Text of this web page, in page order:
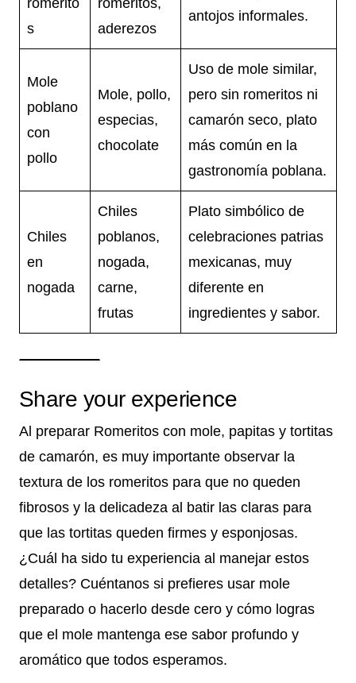
romerito
s
romeritos,
aderezos
antojos informales.
Mole
poblano
con
pollo
Mole, pollo,
especias,
chocolate
Uso de mole similar,
pero sin romeritos ni
camarón seco, plato
más común en la
gastronomía poblana.
Chiles
en
nogada
Chiles
poblanos,
nogada,
carne,
frutas
Plato simbólico de
celebraciones patrias
mexicanas, muy
diferente en
ingredientes y sabor.
Share your experience
Al preparar Romeritos con mole, papitas y tortitas
de camarón, es muy importante observar la
textura de los romeritos para que no queden
fibrosos y la delicadeza al batir las claras para
que las tortitas queden firmes y esponjosas.
¿Cuál ha sido tu experiencia al manejar estos
detalles? Cuéntanos si prefieres usar mole
preparado o hacerlo desde cero y cómo logras
que el mole mantenga ese sabor profundo y
aromático que todos esperamos.